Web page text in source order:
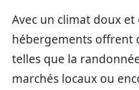
Avec un climat doux et
hébergements offrent
telles que la
marchés locaux ou